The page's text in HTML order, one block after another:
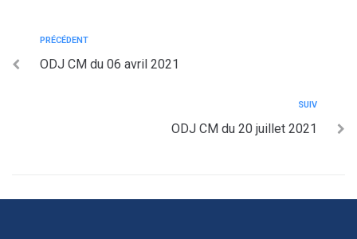
PRÉCÉDENT
ODJ CM du 06 avril 2021
SUIV
ODJ CM du 20 juillet 2021